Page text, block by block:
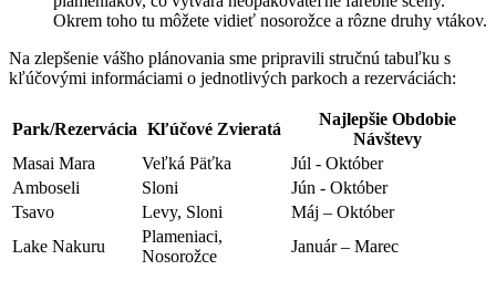
Okrem toho tu môžete vidieť ⁤nosorožce a rôzne druhy vtákov.
Na zlepšenie vášho ‍plánovania​ sme pripravili ​stručnú tabuľku s
kľúčovými informáciami o jednotlivých parkoch a rezerváciách:
Park/Rezervácia Kľúčové Zvieratá
Najlepšie ‍Obdobie
Návštevy
Masai Mara
Veľká Päťka
Júl ⁢- Október
Amboseli
Sloni
Jún⁣ -⁢ Október
Tsavo
Levy, ⁣Sloni
Máj – Október
Lake Nakuru
Plameniaci,
Nosorožce
Január – Marec